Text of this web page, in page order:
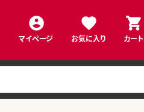
マイページ お気に入り カート